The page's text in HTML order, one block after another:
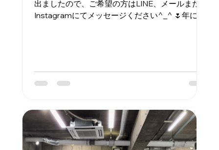
出ましたので、ご希望の方はLINE、メールまたは
Instagramにてメッセージください^_^ 🌷年に1
¥1000 Dancers: Ayaka ayumi Arisa Armita え
り Olivia Kana Kinuyo Keiko Satsuki Sayo
萌 Tomomin ナオコ Natsumi Nozomi hiro Hitomi
Hiroyo Francy マイコ Maho Masako MAMI
MAYU Mariko miku Misa Miyabi Miyuki Monami
Yu